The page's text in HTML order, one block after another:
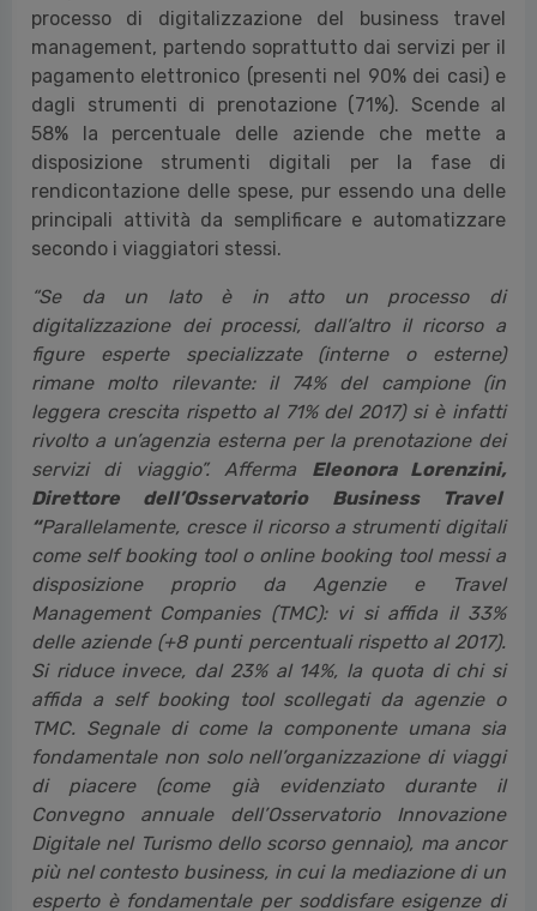
processo di digitalizzazione del business travel
management, partendo soprattutto dai servizi per il
pagamento elettronico (presenti nel 90% dei casi) e
dagli strumenti di prenotazione (71%). Scende al
58% la percentuale delle aziende che mette a
disposizione strumenti digitali per la fase di
rendicontazione delle spese, pur essendo una delle
principali attività da semplificare e automatizzare
secondo i viaggiatori stessi.
“Se da un lato è in atto un processo di
digitalizzazione dei processi, dall’altro il ricorso a
figure esperte specializzate (interne o esterne)
rimane molto rilevante: il 74% del campione (in
leggera crescita rispetto al 71% del 2017) si è infatti
rivolto a un’agenzia esterna per la prenotazione dei
servizi di viaggio”. Afferma
Eleonora Lorenzini,
Direttore dell’Osservatorio Business Travel
“Parallelamente, cresce il ricorso a strumenti digitali
come self booking tool o online booking tool messi a
disposizione proprio da Agenzie e Travel
Management Companies (TMC): vi si affida il 33%
delle aziende (+8 punti percentuali rispetto al 2017).
Si riduce invece, dal 23% al 14%, la quota di chi si
affida a self booking tool scollegati da agenzie o
TMC. Segnale di come la componente umana sia
fondamentale non solo nell’organizzazione di viaggi
di piacere (come già evidenziato durante il
Convegno annuale dell’Osservatorio Innovazione
Digitale nel Turismo dello scorso gennaio), ma ancor
più nel contesto business, in cui la mediazione di un
esperto è fondamentale per soddisfare esigenze di